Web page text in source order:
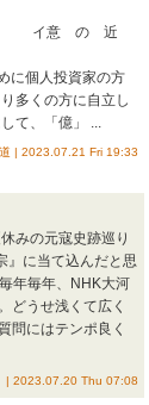
近
に個人投資家の方
多くの方に自立し
て、「億」 ...
| 2023.07.21 Fri 19:33
みの元寇史跡巡り
』に当て込んだと思
年毎年、NHK大河
どうせ浅くて広く
問にはテンポ良く
| 2023.07.20 Thu 07:08